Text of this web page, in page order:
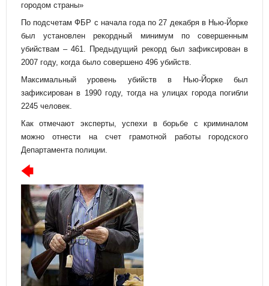
городом страны»
По подсчетам ФБР с начала года по 27 декабря в Нью-Йорке
был установлен рекордный минимум по совершенным
убийствам – 461. Предыдущий рекорд был зафиксирован в
2007 году, когда было совершено 496 убийств.
Максимальный уровень убийств в Нью-Йорке был
зафиксирован в 1990 году, тогда на улицах города погибли
2245 человек.
Как отмечают эксперты, успехи в борьбе с криминалом
можно отнести на счет грамотной работы городского
Департамента полиции.